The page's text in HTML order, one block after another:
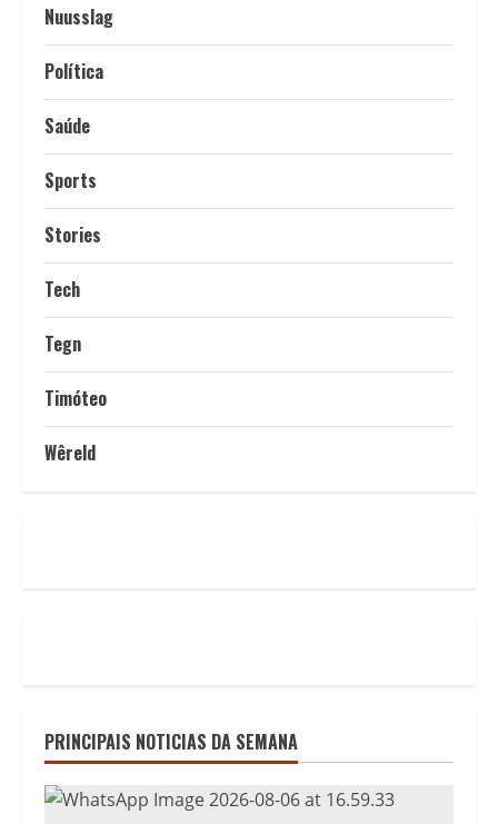
Nuusslag
Política
Saúde
Sports
Stories
Tech
Tegn
Timóteo
Wêreld
PRINCIPAIS NOTICIAS DA SEMANA